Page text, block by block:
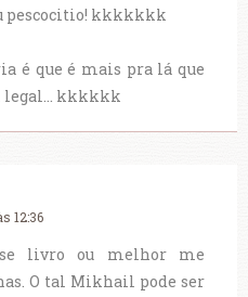
pescocitio! kkkkkkk
é que é mais pra lá que
legal... kkkkkk
12:36
livro ou melhor me
O tal Mikhail pode ser